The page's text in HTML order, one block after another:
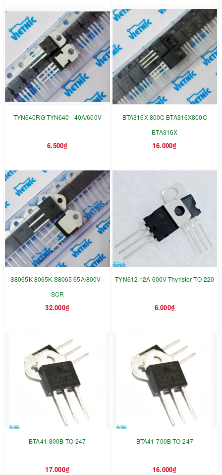
TYN640RG TYN640 - 40A/600V
6.500₫
BTA316X-800C BTA316X800C
BTA316X
16.000₫
S8065K 8065K S8065 65A/800V -
SCR
32.000₫
TYN612 12A 600V Thyristor TO-220
6.000₫
BTA41-800B TO-247
17.000₫
BTA41-700B TO-247
16.000₫